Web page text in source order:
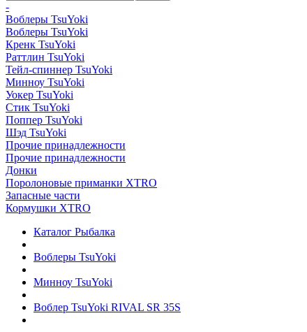
-
Воблеры TsuYoki
Воблеры TsuYoki
Кренк TsuYoki
Раттлин TsuYoki
Тейл-спиннер TsuYoki
Минноу TsuYoki
Уокер TsuYoki
Стик TsuYoki
Поппер TsuYoki
Шэд TsuYoki
Прочие принадлежности
Прочие принадлежности
Донки
Поролоновые приманки XTRO
Запасные части
Кормушки XTRO
Каталог Рыбалка
Воблеры TsuYoki
Минноу TsuYoki
Воблер TsuYoki RIVAL SR 35S